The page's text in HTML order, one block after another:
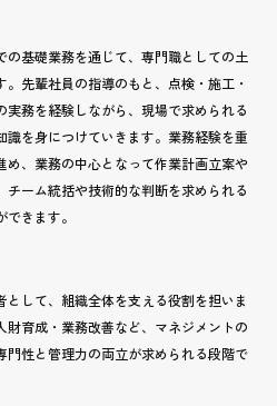
の基礎業務を通じて、専門職としての土
。先輩社員の指導のもと、点検・施工・
実務を経験しながら、現場で求められる
識を身につけていきます。業務経験を重
め、業務の中心となって作業計画立案や
チーム統括や技術的な判断を求められる
きます。
として、組織全体を支える役割を担いま
財育成・業務改善など、マネジメントの
門性と管理力の両立が求められる段階で